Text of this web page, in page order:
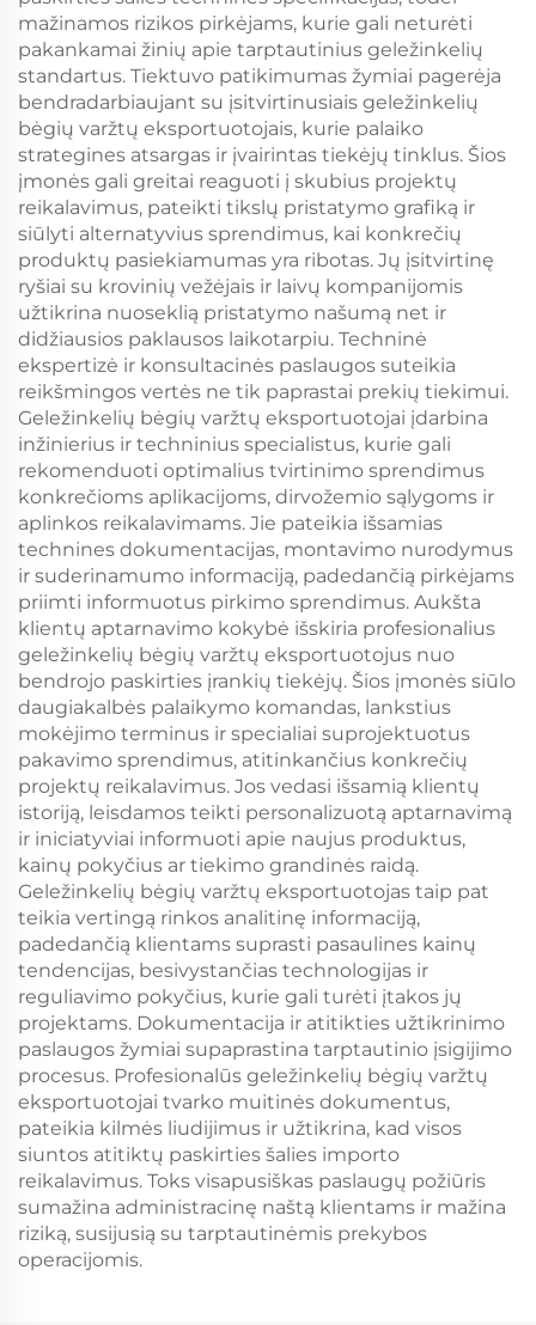
mažinamos rizikos pirkėjams, kurie gali neturėti
pakankamai žinių apie tarptautinius geležinkelių
standartus. Tiektuvo patikimumas žymiai pagerėja
bendradarbiaujant su įsitvirtinusiais geležinkelių
bėgių varžtų eksportuotojais, kurie palaiko
strategines atsargas ir įvairintas tiekėjų tinklus. Šios
įmonės gali greitai reaguoti į skubius projektų
reikalavimus, pateikti tikslų pristatymo grafiką ir
siūlyti alternatyvius sprendimus, kai konkrečių
produktų pasiekiamumas yra ribotas. Jų įsitvirtinę
ryšiai su krovinių vežėjais ir laivų kompanijomis
užtikrina nuoseklią pristatymo našumą net ir
didžiausios paklausos laikotarpiu. Techninė
ekspertizė ir konsultacinės paslaugos suteikia
reikšmingos vertės ne tik paprastai prekių tiekimui.
Geležinkelių bėgių varžtų eksportuotojai įdarbina
inžinierius ir techninius specialistus, kurie gali
rekomenduoti optimalius tvirtinimo sprendimus
konkrečioms aplikacijoms, dirvožemio sąlygoms ir
aplinkos reikalavimams. Jie pateikia išsamias
technines dokumentacijas, montavimo nurodymus
ir suderinamumo informaciją, padedančią pirkėjams
priimti informuotus pirkimo sprendimus. Aukšta
klientų aptarnavimo kokybė išskiria profesionalius
geležinkelių bėgių varžtų eksportuotojus nuo
bendrojo paskirties įrankių tiekėjų. Šios įmonės siūlo
daugiakalbės palaikymo komandas, lankstius
mokėjimo terminus ir specialiai suprojektuotus
pakavimo sprendimus, atitinkančius konkrečių
projektų reikalavimus. Jos vedasi išsamią klientų
istoriją, leisdamos teikti personalizuotą aptarnavimą
ir iniciatyviai informuoti apie naujus produktus,
kainų pokyčius ar tiekimo grandinės raidą.
Geležinkelių bėgių varžtų eksportuotojas taip pat
teikia vertingą rinkos analitinę informaciją,
padedančią klientams suprasti pasaulines kainų
tendencijas, besivystančias technologijas ir
reguliavimo pokyčius, kurie gali turėti įtakos jų
projektams. Dokumentacija ir atitikties užtikrinimo
paslaugos žymiai supaprastina tarptautinio įsigijimo
procesus. Profesionalūs geležinkelių bėgių varžtų
eksportuotojai tvarko muitinės dokumentus,
pateikia kilmės liudijimus ir užtikrina, kad visos
siuntos atitiktų paskirties šalies importo
reikalavimus. Toks visapusiškas paslaugų požiūris
sumažina administracinę naštą klientams ir mažina
riziką, susijusią su tarptautinėmis prekybos
operacijomis.